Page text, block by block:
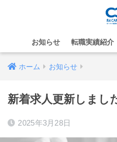
お知らせ 転職実績紹介
ホーム お知らせ
新着求人更新しまし
2025年3月28日